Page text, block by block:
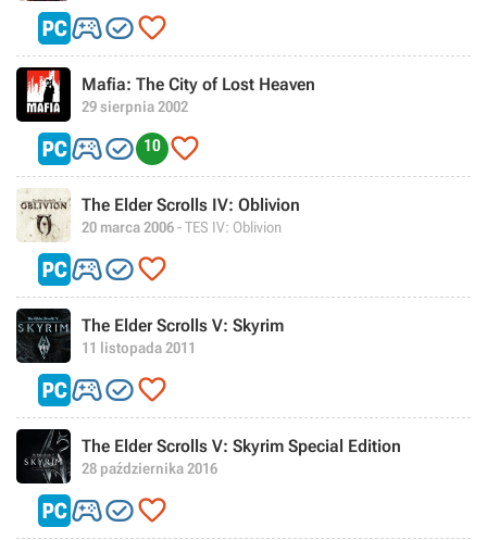

Mafia: The City of Lost Heaven
29 sierpnia 2002
 10 
The Elder Scrolls IV: Oblivion
20 marca 2006- TES IV: Oblivion

The Elder Scrolls V: Skyrim
11 listopada 2011

The Elder Scrolls V: Skyrim Special Edition
28 października 2016
